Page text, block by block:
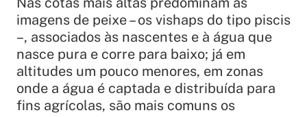
imagens de peixe – os vishaps do tipo piscis
–, associados às nascentes e à água que
nasce pura e corre para baixo; já em
altitudes um pouco menores, em zonas
onde a água é captada e distribuída para
fins agrícolas, são mais comuns os